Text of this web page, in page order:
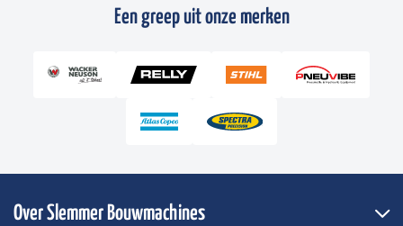
Een greep uit onze merken
Over Slemmer Bouwmachines